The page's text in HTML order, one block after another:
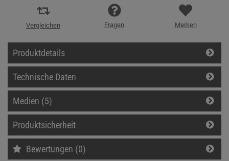
Vergleichen Fragen Merken
Produktdetails
Technische Daten
Medien (5)
Produktsicherheit
Bewertungen (0)